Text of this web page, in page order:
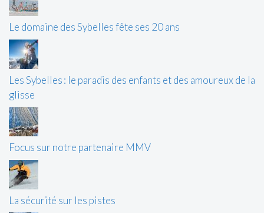
Le domaine des Sybelles fête ses 20 ans
Les Sybelles : le paradis des enfants et des amoureux de la
glisse
Focus sur notre partenaire MMV
La sécurité sur les pistes